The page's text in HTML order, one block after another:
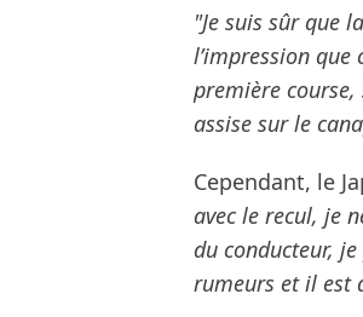
"Je suis sûr que
l’impression que
première course,
assise sur le
Cependant, le
avec le recul, je
du conducteur,
rumeurs et il est